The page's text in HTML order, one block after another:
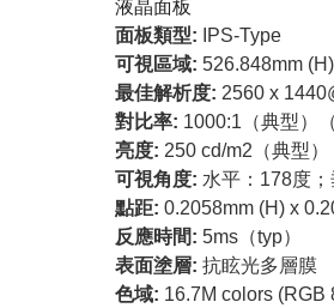
液晶面板
面板類型:
IPS-Type
可視區域: 526.848mm
最佳解析度: 2560 x
對比率: 1000:1（典型）
亮度: 250 cd/m2（典型）
可視角度: 水平：178度
點距: 0.2058mm (H) x
反應時間: 5ms（typ）
表面塗層: 抗眩光多層膜
色域: 16.7M colors (RGB